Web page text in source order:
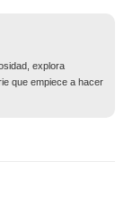
explora
que empiece a hacer